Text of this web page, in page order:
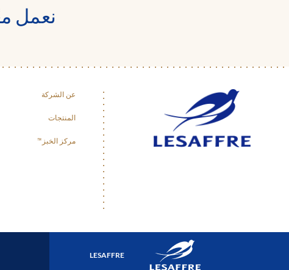
نعمل
عن الشركة
المنتجات
مركز الخبز™
LESAFFRE